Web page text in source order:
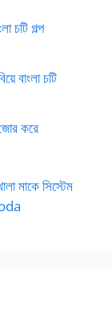
চটি গল্প
বাংলা চটি
করে
মাকে সিস্টেম